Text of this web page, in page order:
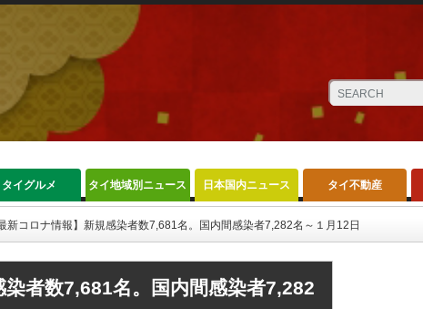
タイグルメ タイ地域別ニュース 日本国内ニュース タイ不動産
最新コロナ情報】新規感染者数7,681名。国内間感染者7,282名～１月12日
染者数7,681名。国内間感染者7,282